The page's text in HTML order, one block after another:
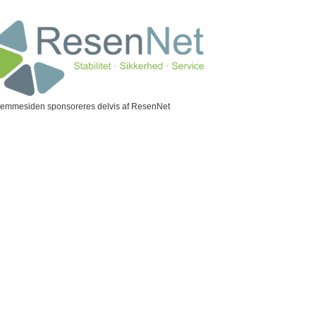
sponsoreres delvis af ResenNet